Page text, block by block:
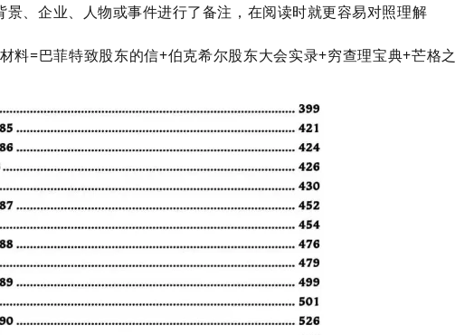
景、企业、人物或事件进行了备注，在阅读时就更容易对照理解
料=巴菲特致股东的信+伯克希尔股东大会实录+穷查理宝典+芒格之